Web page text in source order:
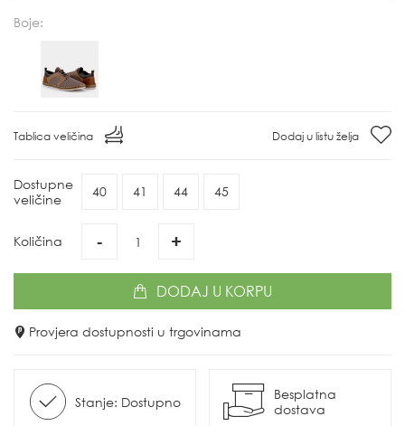
Boje:
Tablica veličina Dodaj u listu želja
Dostupne
veličine
40 41 44 45
Količina - +
DODAJ U KORPU
Provjera dostupnosti u trgovinama
Stanje: Dostupno
Besplatna
dostava